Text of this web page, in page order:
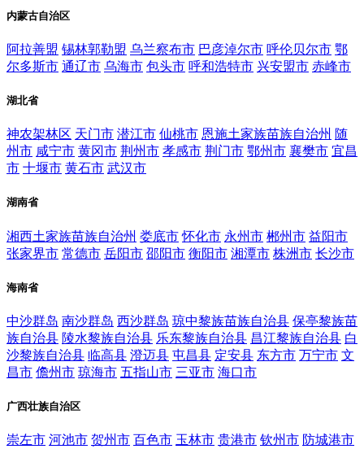
内蒙古自治区
阿拉善盟 锡林郭勒盟 乌兰察布市 巴彦淖尔市 呼伦贝尔市 鄂
尔多斯市 通辽市 乌海市 包头市 呼和浩特市 兴安盟市 赤峰市
湖北省
神农架林区 天门市 潜江市 仙桃市 恩施土家族苗族自治州 随
州市 咸宁市 黄冈市 荆州市 孝感市 荆门市 鄂州市 襄樊市 宜昌
市 十堰市 黄石市 武汉市
湖南省
湘西土家族苗族自治州 娄底市 怀化市 永州市 郴州市 益阳市
张家界市 常德市 岳阳市 邵阳市 衡阳市 湘潭市 株洲市 长沙市
海南省
中沙群岛 南沙群岛 西沙群岛 琼中黎族苗族自治县 保亭黎族苗
族自治县 陵水黎族自治县 乐东黎族自治县 昌江黎族自治县 白
沙黎族自治县 临高县 澄迈县 屯昌县 定安县 东方市 万宁市 文
昌市 儋州市 琼海市 五指山市 三亚市 海口市
广西壮族自治区
崇左市 河池市 贺州市 百色市 玉林市 贵港市 钦州市 防城港市